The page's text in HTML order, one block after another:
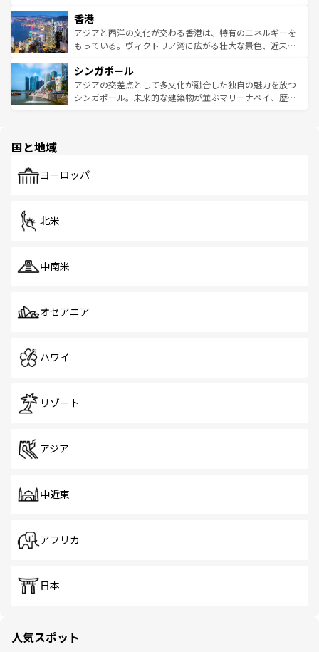
とつ。フォーやバインミー、ベトナムコーヒーなどは、ぜ
ひ現地で味わいたい。どの地域を訪れてもあたたかい人々
が旅行者を迎えてくれるので、きっと忘れられない旅にな
参照してほしい。
の活気が交差している。北部ではチェンマイなどの山岳地
帯で自然と触れ合い、南部ではプーケットやクラビの美し
いビーチでリゾート気分を楽しむことができる。タイ料理
激する。気候は一年中温暖で、どの季節にも異なる楽しみ
が待っている。親しみやすいタイの人々、仏教を中心とし
た文化、そして多様な観光資源が、訪れる旅人を魅了し続
香港
アジアと西洋の文化が交わる香港は、特有のエネルギーを
もっている。ヴィクトリア湾に広がる壮大な景色、近未来
み、どこを訪れても感動するはず。観光スポットが密集し
ており、効率よく見どころを回れるのも魅力。息をのむよ
うな絶景から文化的な体験まで、香港を存分に楽しみ尽く
シンガポール
アジアの交差点として多文化が融合した独自の魅力を放つ
シンガポール。未来的な建築物が並ぶマリーナベイ、歴史
で、ホーカーズは地元の風情を楽しめる外せないスポット
国と地域
ヨーロッパ
北米
中南米
オセアニア
ハワイ
リゾート
アジア
中近東
アフリカ
日本
人気スポット